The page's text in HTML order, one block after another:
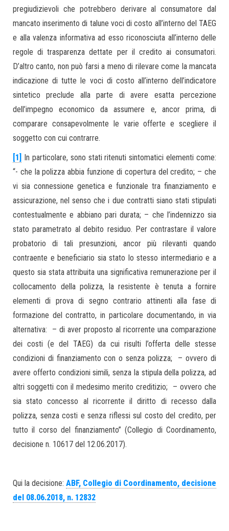
pregiudizievoli che potrebbero derivare al consumatore dal
mancato inserimento di talune voci di costo all’interno del TAEG
e alla valenza informativa ad esso riconosciuta all’interno delle
regole di trasparenza dettate per il credito ai consumatori.
D’altro canto, non può farsi a meno di rilevare come la mancata
indicazione di tutte le voci di costo all’interno dell’indicatore
sintetico preclude alla parte di avere esatta percezione
dell’impegno economico da assumere e, ancor prima, di
comparare consapevolmente le varie offerte e scegliere il
soggetto con cui contrarre.
[1] In particolare, sono stati ritenuti sintomatici elementi come:
“- che la polizza abbia funzione di copertura del credito; – che
vi sia connessione genetica e funzionale tra finanziamento e
assicurazione, nel senso che i due contratti siano stati stipulati
contestualmente e abbiano pari durata; – che l’indennizzo sia
stato parametrato al debito residuo. Per contrastare il valore
probatorio di tali presunzioni, ancor più rilevanti quando
contraente e beneficiario sia stato lo stesso intermediario e a
questo sia stata attribuita una significativa remunerazione per il
collocamento della polizza, la resistente è tenuta a fornire
elementi di prova di segno contrario attinenti alla fase di
formazione del contratto, in particolare documentando, in via
alternativa: – di aver proposto al ricorrente una comparazione
dei costi (e del TAEG) da cui risulti l’offerta delle stesse
condizioni di finanziamento con o senza polizza; – ovvero di
avere offerto condizioni simili, senza la stipula della polizza, ad
altri soggetti con il medesimo merito creditizio; – ovvero che
sia stato concesso al ricorrente il diritto di recesso dalla
polizza, senza costi e senza riflessi sul costo del credito, per
tutto il corso del finanziamento” (Collegio di Coordinamento,
decisione n. 10617 del 12.06.2017).
Qui la decisione: ABF, Collegio di Coordinamento, decisione
del 08.06.2018, n. 12832